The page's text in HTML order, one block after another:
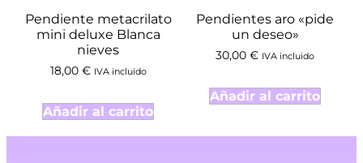
Pendiente metacrilato
mini deluxe Blanca
nieves
18,00 € IVA incluido
Añadir al carrito
Pendientes aro «pide
un deseo»
30,00 € IVA incluido
Añadir al carrito